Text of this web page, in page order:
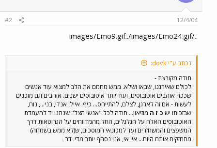
12/4/04
#2
../images/Emo9.gif../images/Emo24.gif
נכתב ע"י dovk:
תודה מקובצת -
לכולם שאירגנו, שבאו ושלא. ממש מחמם את הלב למצוא עוד אנשים
שככה אוהבים אוטובוסים, ועוד יותר אוטובוסים ישנים. אוהבים וגם מוכנים
לעשות - אם זה לארגן, לצלם, להתייחס... כיף. אייל, אנדי, בני..., נוח,
שבזכותו יש כ ז ה מוזיאון... תודה לכל "אנשי הצל" שנתנו יד להעמדת
האוטובוסים האלה על הגלגלים, החל מהמדווחים על הגרוטאות דרך
המשפצים והמשחזרים ועד למכונאי המוסכים, ש(לא ממש בשמחה)
מתחזקים אותם היום... אי, אי, אני נסחף יותר מדי. דב